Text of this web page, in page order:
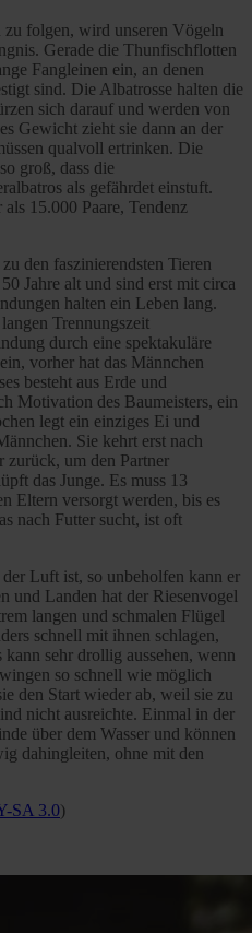
folgen, wird unseren Vögeln
Gerade die Thunfischflotten
Fangleinen ein, an denen
sind. Die Albatrosse halten die
sich darauf und werden von
Gewicht zieht sie dann an der
qualvoll ertrinken. Die
groß, dass die
als gefährdet einstuft.
15.000 Paare, Tendenz
den faszinierendsten Tieren
Jahre alt und sind erst mit circa
halten ein Leben lang.
Trennungszeit
durch eine spektakuläre
vorher hat das Männchen
besteht aus Erde und
Motivation des Baumeisters, ein
legt ein einziges Ei und
Sie kehrt erst nach
zurück, um den Partner
das Junge. Es muss 13
Eltern versorgt werden, bis es
nach Futter sucht, ist oft
Luft ist, so unbeholfen kann er
und Landen hat der Riesenvogel
langen und schmalen Flügel
schnell mit ihnen schlagen,
sehr drollig aussehen, wenn
so schnell wie möglich
den Start wieder ab, weil sie zu
nicht ausreichte. Einmal in der
über dem Wasser und können
dahingleiten, ohne mit den
SA 3.0)